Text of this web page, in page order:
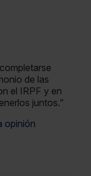
de las
el IRPF y en
juntos."
opinión